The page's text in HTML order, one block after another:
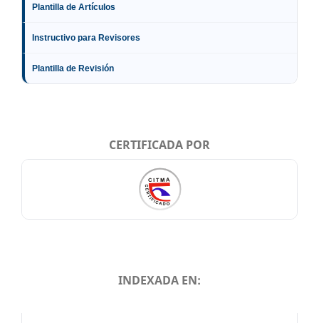
Plantilla de Artículos
Instructivo para Revisores
Plantilla de Revisión
CERTIFICADA POR
INDEXADA EN: